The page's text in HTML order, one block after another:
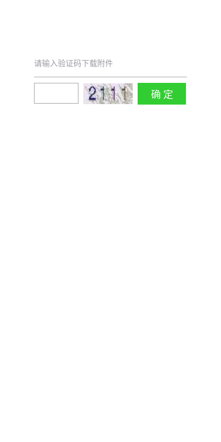
请输入验证码下载附件